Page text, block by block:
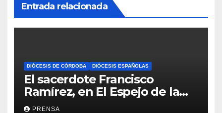
Entrada relacionada
DIÓCESIS DE CÓRDOBA DIÓCESIS ESPAÑOLAS
El sacerdote Francisco
Ramírez, en El Espejo de la
Iglesia
PRENSA